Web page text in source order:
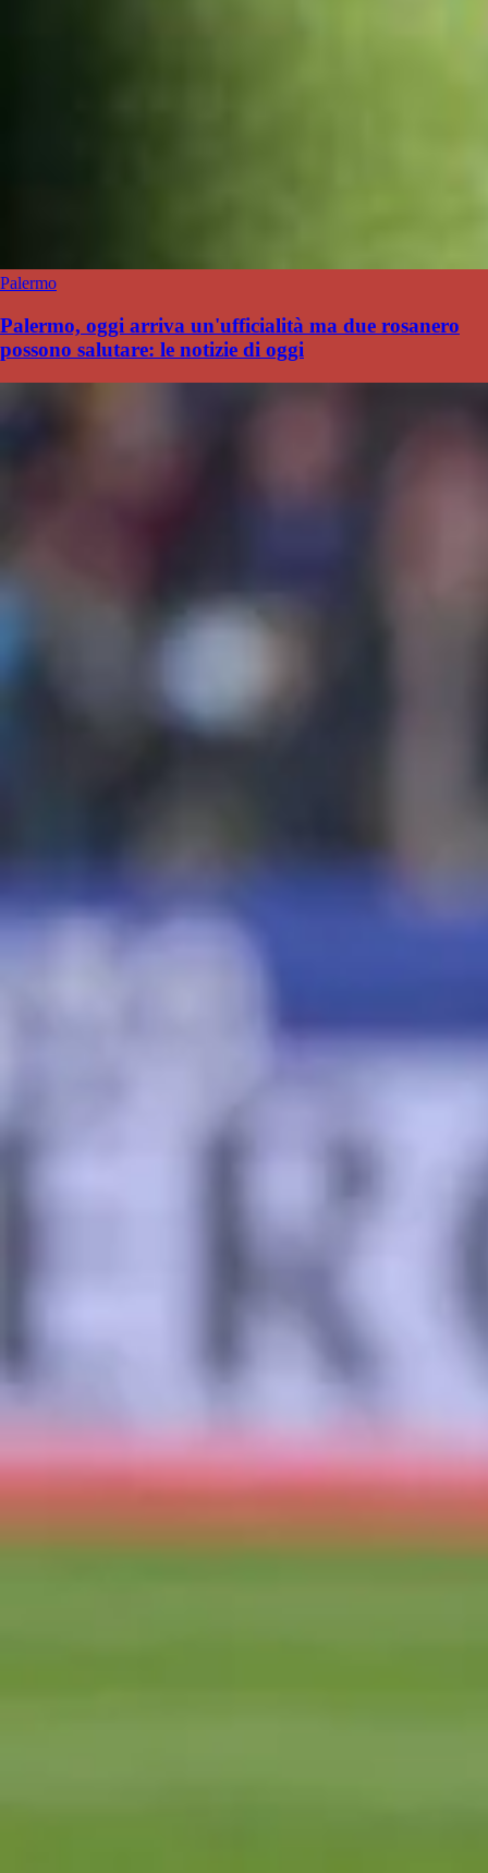
Palermo
Palermo, oggi arriva un'ufficialità ma due rosanero
possono salutare: le notizie di oggi